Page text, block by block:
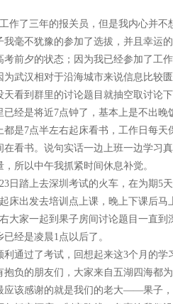
作了三年的报关员，但是我内心并不
我毫不犹豫的参加了选拔，并且幸运
前夕的状态；因为我已经参加了工
武汉相对于沿海城市来说信息比较
看到群里的讨论题目就抽空取讨论
经是将近7点钟了，基本上是不出晚
是7点半左右起床看书，工作日每天
看书。说句实话一边上班一边学习
所以中午我抓紧时间休息补觉。
日踏上去深圳考试的火车，在为期5
床出发去培训点上课，晚上下课后马
大家一起到果子房间讨论题目一直到
经是凌晨1点以后了。
通过了考试，回想起来这3个月的学
抱负的朋友们，大家来自五湖四海都
应该感谢的就是我们的老大——果子